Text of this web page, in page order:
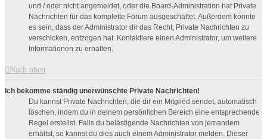
und / oder nicht angemeldet, oder die Board-Administration hat Private
Nachrichten für das komplette Forum ausgeschaltet. Außerdem könnte
es sein, dass der Administrator dir das Recht, Private Nachrichten zu
verschicken, entzogen hat. Kontaktiere einen Administrator, um weitere
Informationen zu erhalten.
Nach oben
Ich bekomme ständig unerwünschte Private Nachrichten!
Du kannst Private Nachrichten, die dir ein Mitglied sendet, automatisch
löschen, indem du in deinem persönlichen Bereich eine entsprechende
Regel erstellst. Falls du belästigende Nachrichten von jemandem
erhältst, so kannst du dies auch einem Administrator melden. Dieser